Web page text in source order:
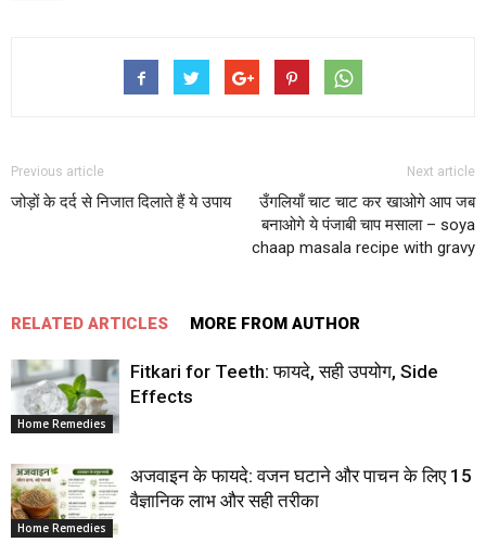
Previous article
जोड़ों के दर्द से निजात दिलाते हैं ये उपाय
Next article
उँगलियाँ चाट चाट कर खाओगे आप जब
बनाओगे ये पंजाबी चाप मसाला – soya
chaap masala recipe with gravy
RELATED ARTICLES MORE FROM AUTHOR
Home Remedies
Fitkari for Teeth: फायदे, सही उपयोग, Side
Effects
Home Remedies
अजवाइन के फायदे: वजन घटाने और पाचन के लिए 15
वैज्ञानिक लाभ और सही तरीका